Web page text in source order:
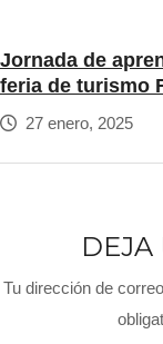
Jornada de
feria de turismo
27 enero, 2025
DEJA
Tu dirección de